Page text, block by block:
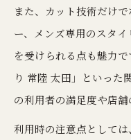
また、カット技術だけ
ー、メンズ専用のスタ
を受けられる点も魅力
り 常陸 太田」といった
の利用者の満足度や店舗
利用時の注意点として